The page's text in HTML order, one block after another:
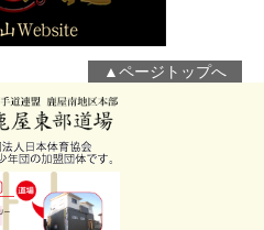
▲ページトップへ